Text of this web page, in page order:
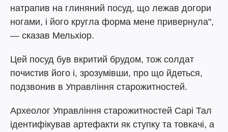
натрапив на глиняний посуд, що лежав догори
ногами, і його кругла форма мене привернула",
— сказав Мельхіор.
Цей посуд був вкритий брудом, тож солдат
почистив його і, зрозумівши, про що йдеться,
подзвонив в Управління старожитностей.
Археолог Управління старожитностей Сарі Тал
ідентифікував артефакти як ступку та товкачі, а